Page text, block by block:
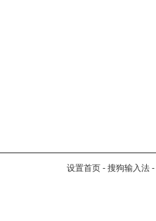
设置首页 - 搜狗输入法 -